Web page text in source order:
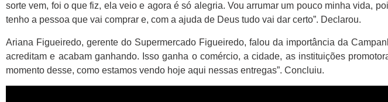
sorte vem, foi o que fiz, ela veio e agora é só alegria. Vou arrumar um pouco minha vida,
tenho a pessoa que vai comprar e, com a ajuda de Deus tudo vai dar certo”. Declarou.
Ariana Figueiredo, gerente do Supermercado Figueiredo, falou da importância da
acreditam e acabam ganhando. Isso ganha o comércio, a cidade, as instituições
momento desse, como estamos vendo hoje aqui nessas entregas”. Concluiu.